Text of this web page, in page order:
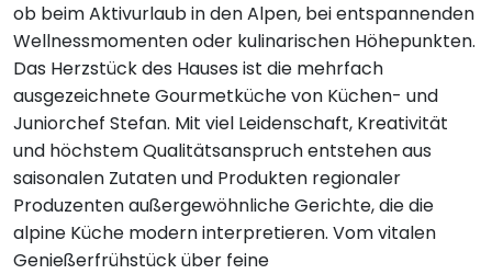
ob beim Aktivurlaub in den Alpen, bei entspannenden
Wellnessmomenten oder kulinarischen Höhepunkten.
Das Herzstück des Hauses ist die mehrfach
ausgezeichnete Gourmetküche von Küchen- und
Juniorchef Stefan. Mit viel Leidenschaft, Kreativität
und höchstem Qualitätsanspruch entstehen aus
saisonalen Zutaten und Produkten regionaler
Produzenten außergewöhnliche Gerichte, die die
alpine Küche modern interpretieren. Vom vitalen
Genießerfrühstück über feine